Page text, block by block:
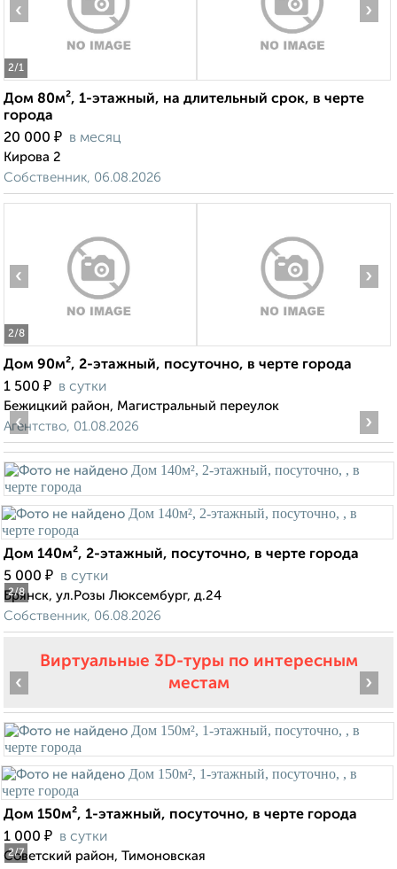
2/1
‹ ›
Дом 80м², 1-этажный, на длительный срок, в черте
города
20 000 ₽ в месяц
Кирова 2
Собственник, 06.08.2026
2/8
‹ ›
Дом 90м², 2-этажный, посуточно, в черте города
1 500 ₽ в сутки
Бежицкий район, Магистральный переулок
Агентство, 01.08.2026
2/8
‹ ›
Дом 140м², 2-этажный, посуточно, в черте города
5 000 ₽ в сутки
Брянск, ул.Розы Люксембург, д.24
Собственник, 06.08.2026
Виртуальные 3D-туры по интересным
местам
2/7
‹ ›
Дом 150м², 1-этажный, посуточно, в черте города
1 000 ₽ в сутки
Советский район, Тимоновская